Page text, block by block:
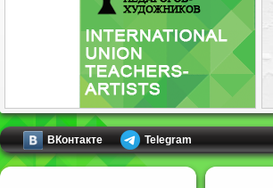
ВКонтакте Telegram